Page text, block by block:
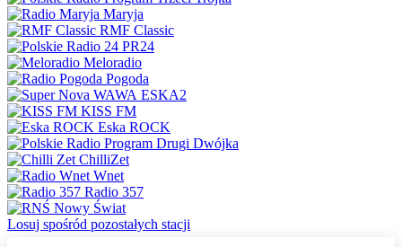
Maryja
RMF Classic
PR24
Meloradio
Pogoda
ESKA2
KISS FM
Eska ROCK
Dwójka
ChilliZet
Wnet
Radio 357
Nowy Świat
Losuj spośród pozostałych stacji